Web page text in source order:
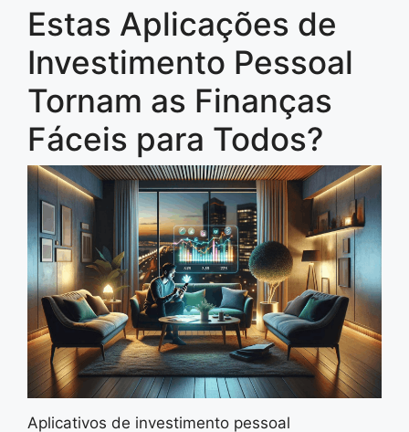
Estas Aplicações de
Investimento Pessoal
Tornam as Finanças
Fáceis para Todos?
Aplicativos de investimento pessoal